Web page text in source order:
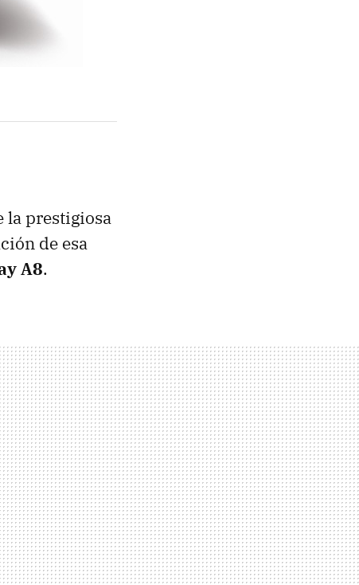
la prestigiosa
de esa
A8.